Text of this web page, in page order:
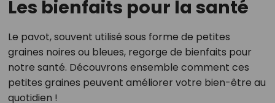
Les bienfaits pour la santé
Le pavot, souvent utilisé sous forme de petites
graines noires ou bleues, regorge de bienfaits pour
notre santé. Découvrons ensemble comment ces
petites graines peuvent améliorer votre bien-être au
quotidien !